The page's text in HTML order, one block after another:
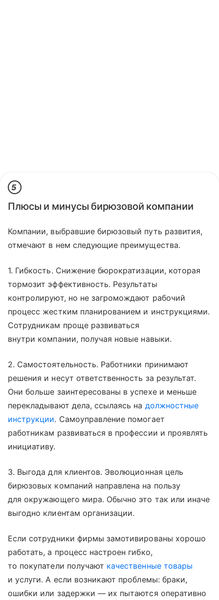
5
Плюсы и минусы бирюзовой компании
Компании, выбравшие бирюзовый путь развития,
отмечают в нем следующие преимущества.
1. Гибкость. Снижение бюрократизации, которая
тормозит эффективность. Результаты
контролируют, но не загромождают рабочий
процесс жестким планированием и инструкциями.
Сотрудникам проще развиваться
внутри компании, получая новые навыки.
2. Самостоятельность. Работники принимают
решения и несут ответственность за результат.
Они больше заинтересованы в успехе и меньше
перекладывают дела, ссылаясь на должностные
инструкции. Самоуправление помогает
работникам развиваться в профессии и проявлять
инициативу.
3. Выгода для клиентов. Эволюционная цель
бирюзовых компаний направлена на пользу
для окружающего мира. Обычно это так или иначе
выгодно клиентам организации.
Если сотрудники фирмы замотивированы хорошо
работать, а процесс настроен гибко,
то покупатели получают качественные товары
и услуги. А если возникают проблемы: браки,
ошибки или задержки — их пытаются оперативно